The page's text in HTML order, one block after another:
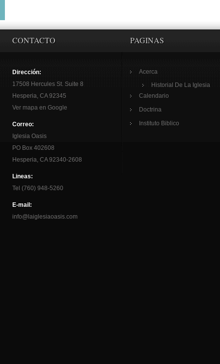
CONTACTO
Dirección:
17508 Hercules St. Suite 8
Hesperia, CA 92345
Ver mapa en Google
Correo:
Iglesia Oasis
PO Box 402608
Hesperia, CA 92340-2608
Lineas:
Tel (760) 948-5260
E-mail:
info@laiglesiaoasis.com
PAGINAS
Acerca
Historial De La Iglesia
Calendario
Doctrina
Instituto Biblico